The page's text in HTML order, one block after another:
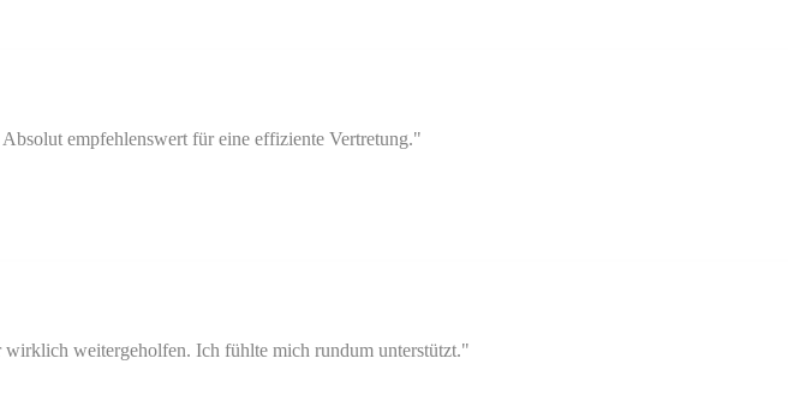
empfehlenswert für eine effiziente Vertretung."
weitergeholfen. Ich fühlte mich rundum unterstützt."